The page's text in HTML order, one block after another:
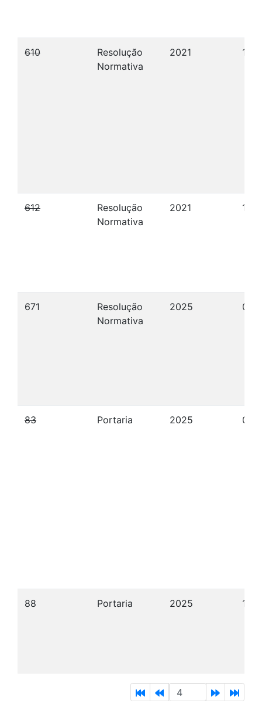
610
Resolução
Normativa
2021 16/
612
Resolução
Normativa
2021 10/
671
Resolução
Normativa
2025 09/
83 Portaria 2025 09/
88 Portaria 2025 10/